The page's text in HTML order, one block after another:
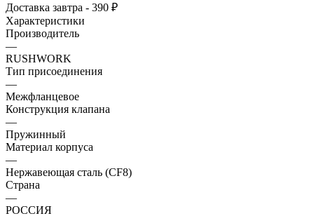
Доставка завтра - 390 ₽
Характеристики
Производитель
—
RUSHWORK
Тип присоединения
—
Межфланцевое
Конструкция клапана
—
Пружинный
Материал корпуса
—
Нержавеющая сталь (CF8)
Страна
—
РОССИЯ